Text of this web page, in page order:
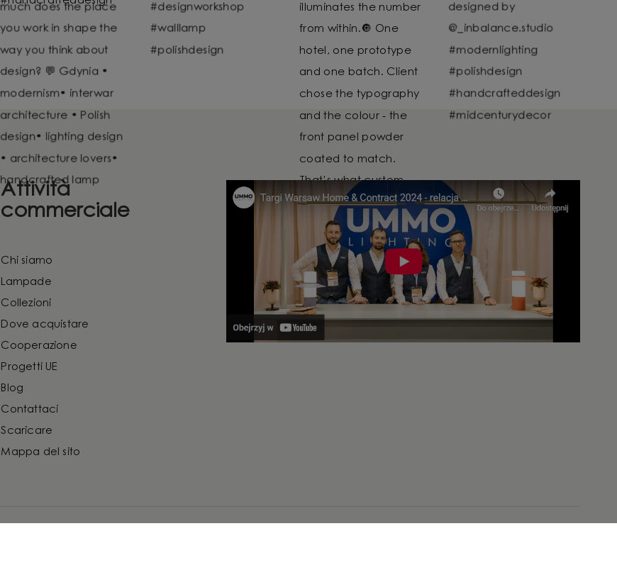
Attività
commerciale
Chi siamo
Lampade
Collezioni
Dove acquistare
Cooperazione
Progetti UE
Blog
Contattaci
Scaricare
Mappa del sito